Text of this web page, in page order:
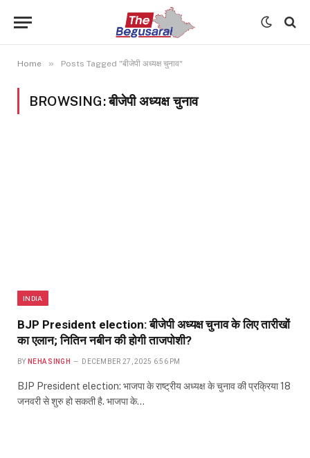
Home » Posts Tagged "बीजेपी अध्यक्ष चुनाव"
BROWSING:बीजेपी अध्यक्ष चुनाव
INDIA
BJP President election: बीजेपी अध्यक्ष चुनाव के लिए तारीखों
का एलान; नितिन नबीन की होगी ताजपोशी?
BY NEHA SINGH DECEMBER 27, 2025 6:56 PM
BJP President election: भाजपा के राष्ट्रीय अध्यक्ष के चुनाव की प्रक्रिया 18
जनवरी से शुरु हो सकती है. भाजपा के…